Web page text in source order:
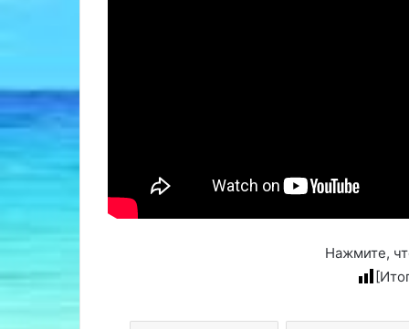
Нажмите,